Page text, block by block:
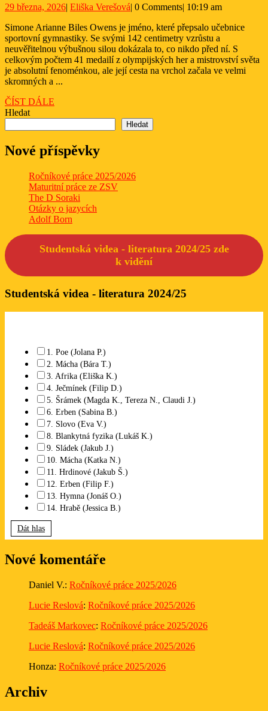
–
Nejúspěšnější
sportovní
gymnastka
historie
29 března, 202629
2026
| Eliška VerešováEliška
| 0 Comments| 10:19 am
Simone Arianne Biles Owens je jméno, které přepsalo učebnice
sportovní gymnastiky. Se svými 142 centimetry vzrůstu a
neuvěřitelnou výbušnou silou dokázala to, co nikdo před ní. S
celkovým počtem 41 medailí z olympijských her a mistrovství světa
je absolutní fenoménkou, ale její cesta na vrchol začala ve velmi
skromných a ...
ČÍST DÁLE
Hledat
Hledat
Nové příspěvky
Ročníkové práce 2025/2026
Maturitní práce ze ZSV
The D Soraki
Otázky o jazycích
Adolf Born
Studentská videa - literatura 2024/25 zde
k vidění
Studentská videa - literatura 2024/25
1. Poe (Jolana P.)
2. Mácha (Bára T.)
3. Afrika (Eliška K.)
4. Ječmínek (Filip D.)
5. Šrámek (Magda K., Tereza N., Claudi J.)
6. Erben (Sabina B.)
7. Slovo (Eva V.)
8. Blankytná fyzika (Lukáš K.)
9. Sládek (Jakub J.)
10. Mácha (Katka N.)
11. Hrdinové (Jakub Š.)
12. Erben (Filip F.)
13. Hymna (Jonáš O.)
14. Hrabě (Jessica B.)
Dát hlas
Nové komentáře
Daniel V.: Ročníkové práce 2025/2026
Lucie Reslová: Ročníkové práce 2025/2026
Tadeáš Markovec: Ročníkové práce 2025/2026
Lucie Reslová: Ročníkové práce 2025/2026
Honza: Ročníkové práce 2025/2026
Archiv